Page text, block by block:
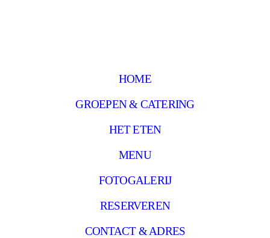
HOME
GROEPEN & CATERING
HET ETEN
MENU
FOTOGALERIJ
RESERVEREN
CONTACT & ADRES